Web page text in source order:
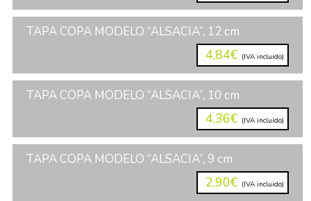
TAPA COPA MODELO “ALSACIA”, 12 cm
4,84€ (IVA incluido)
TAPA COPA MODELO “ALSACIA”, 10 cm
4,36€ (IVA incluido)
TAPA COPA MODELO “ALSACIA”, 9 cm
2,90€ (IVA incluido)